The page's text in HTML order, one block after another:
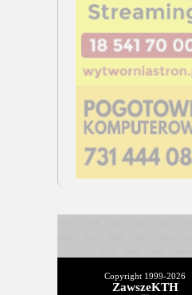
Copyright 1999-2026
ZawszeKTH